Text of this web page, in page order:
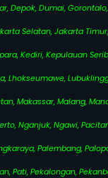
Depok, Dumai,
Selatan, Jakarta
Kediri, Kepulauan
Lhokseumawe,
Makassar, Malang,
Nganjuk, Ngawi,
Palembang,
Pati, Pekalongan,